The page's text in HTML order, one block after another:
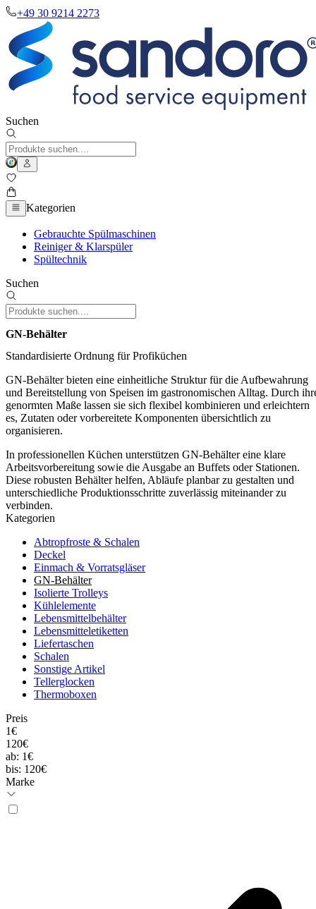
+49 30 9214 2273
Suchen
Kategorien
Gebrauchte Spülmaschinen
Reiniger & Klarspüler
Spültechnik
Suchen
GN-Behälter
Standardisierte Ordnung für Profiküchen
GN-Behälter bieten eine einheitliche Struktur für die Aufbewahrung
und Bereitstellung von Speisen im gastronomischen Alltag. Durch
genormten Maße lassen sie sich flexibel kombinieren und erleichtern
es, Zutaten oder vorbereitete Komponenten übersichtlich zu
organisieren.
In professionellen Küchen unterstützen GN-Behälter eine klare
Arbeitsvorbereitung sowie die Ausgabe an Buffets oder Stationen.
Diese robusten Behälter helfen, Abläufe planbar zu gestalten und
unterschiedliche Produktionsschritte zuverlässig miteinander zu
verbinden.
Kategorien
Abtropfroste & Schalen
Deckel
Einmach & Vorratsgläser
GN-Behälter
Isolierte Trolleys
Kühlelemente
Lebensmittelbehälter
Lebensmitteletiketten
Liefertaschen
Schalen
Sonstige Artikel
Tellerglocken
Thermoboxen
Preis
1€
120€
ab: 1€
bis: 120€
Marke